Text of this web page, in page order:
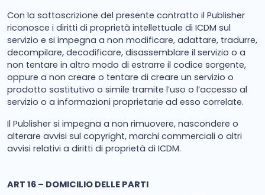
Con la sottoscrizione del presente contratto il Publisher
riconosce i diritti di proprietà intellettuale di ICDM sul
servizio e si impegna a non modificare, adattare, tradurre,
decompilare, decodificare, disassemblare il servizio o a
non tentare in altro modo di estrarre il codice sorgente,
oppure a non creare o tentare di creare un servizio o
prodotto sostitutivo o simile tramite l’uso o l’accesso al
servizio o a informazioni proprietarie ad esso correlate.
Il Publisher si impegna a non rimuovere, nascondere o
alterare avvisi sul copyright, marchi commerciali o altri
avvisi relativi a diritti di proprietà di ICDM.
ART 16 – DOMICILIO DELLE PARTI